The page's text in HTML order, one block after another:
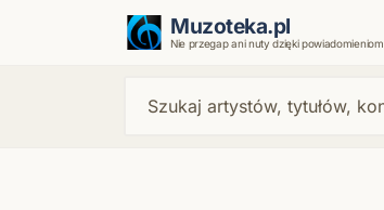
Muzoteka.pl
Nie przegap ani nuty dzięki powiadomieniom